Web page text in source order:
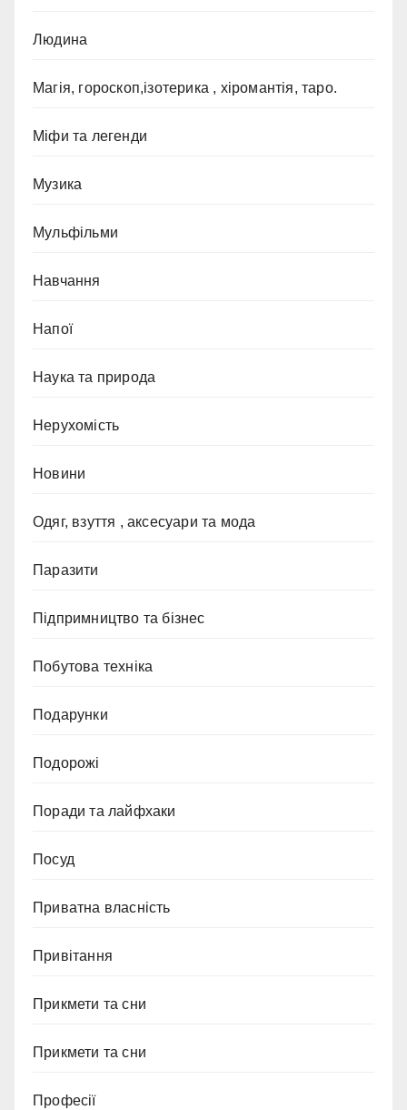
Людина
Магія, гороскоп,ізотерика , хіромантія, таро.
Міфи та легенди
Музика
Мульфільми
Навчання
Напої
Наука та природа
Нерухомість
Новини
Одяг, взуття , аксесуари та мода
Паразити
Підпримництво та бізнес
Побутова техніка
Подарунки
Подорожі
Поради та лайфхаки
Посуд
Приватна власність
Привітання
Прикмети та сни
Прикмети та сни
Професії